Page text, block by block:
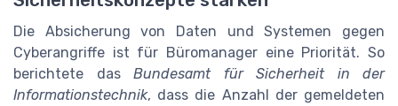
Die Absicherung von Daten und Systemen gegen
Cyberangriffe ist für Büromanager eine Priorität. So
berichtete das Bundesamt für Sicherheit in der
Informationstechnik, dass die Anzahl der gemeldeten